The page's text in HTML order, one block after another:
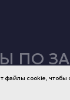
файлы cookie, чтобы